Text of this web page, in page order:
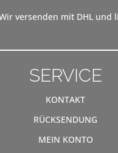
versenden mit DHL und
SERVICE
KONTAKT
RÜCKSENDUNG
MEIN KONTO